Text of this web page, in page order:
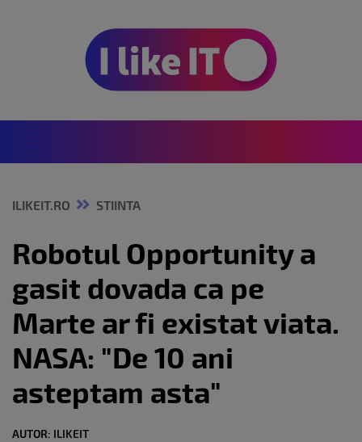
ILIKEIT.RO STIINTA
Robotul Opportunity a
gasit dovada ca pe
Marte ar fi existat viata.
NASA: "De 10 ani
asteptam asta"
AUTOR: ILIKEIT